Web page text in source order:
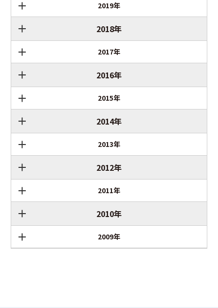
2019年
2018年
2017年
2016年
2015年
2014年
2013年
2012年
2011年
2010年
2009年